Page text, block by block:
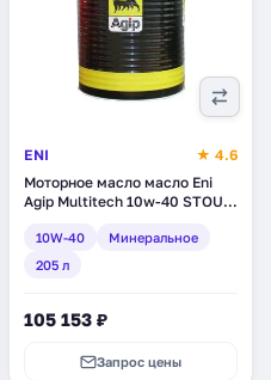
ENI
★ 4.6
Моторное масло масло Eni
Agip Multitech 10w-40 STOU,
10W-40
Минеральное
205 л
105 153 ₽
Запрос цены